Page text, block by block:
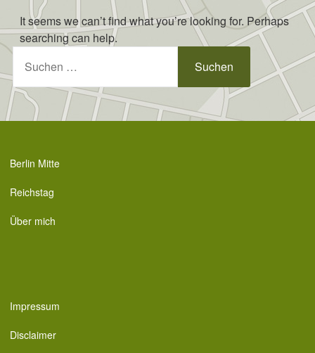
to
content
It seems we can’t find what you’re looking for. Perhaps
searching can help.
Suchen
nach:
Berlin Mitte
Reichstag
Über mich
Impressum
Disclaimer